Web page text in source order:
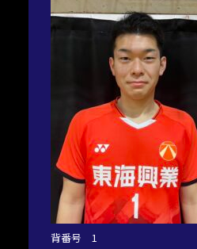
背番号 1